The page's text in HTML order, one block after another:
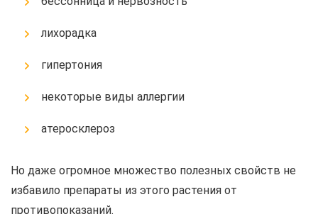
лихорадка
гипертония
некоторые виды аллергии
атеросклероз
Но даже огромное множество полезных свойств не
избавило препараты из этого растения от
противопоказаний.